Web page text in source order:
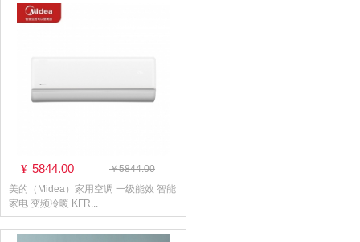
¥ 5844.00
￥5844.00
美的（Midea）家用空调 一级能效 智能
家电 变频冷暖 KFR...